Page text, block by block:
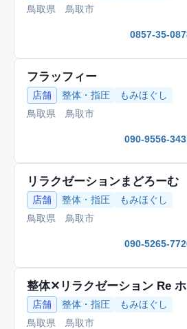
鳥取県 鳥取市
0857-35-
フラッフィー
店舗 整体・指圧
もみほぐし
鳥取県 鳥取市
090-9556-
リラクゼーションまどろーむ
店舗 整体・指圧
もみほぐし
鳥取県 鳥取市
090-5265-
整体✕リラクゼーション Re ホ
店舗 整体・指圧
もみほぐし
鳥取県 鳥取市